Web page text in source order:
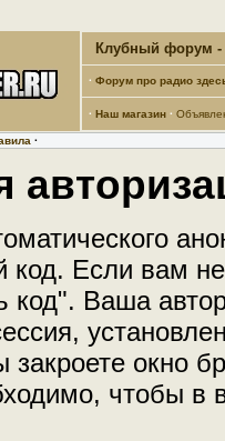
Клубный форум -
· Форум про радио
· Наш магазин ·
·
Если вам не
код". Ваша
закроете окно
чтобы